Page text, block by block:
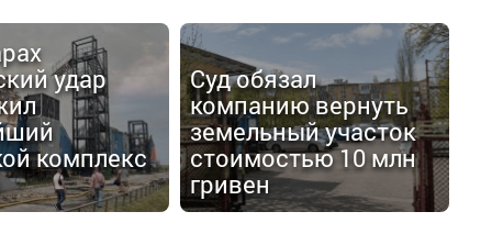
удар
комплекс
Суд обязал
компанию вернуть
земельный участок
стоимостью 10 млн
гривен